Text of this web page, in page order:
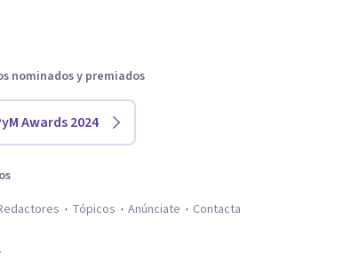
nominados y premiados
Awards 2024
Tópicos Anúnciate Contacta